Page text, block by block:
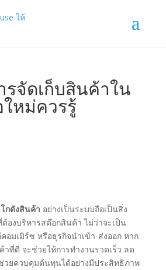
จัดเก็บสินค้าใน
หม่ควรรู้
โกดังสินค้า อย่างเป็นระบบถือเป็นสิ่ง
องบริหารสต๊อกสินค้า ไม่ว่าจะเป็น
อมเมิร์ซ หรือธุรกิจนำเข้า-ส่งออก หาก
าที่ดี จะช่วยให้การทำงานรวดเร็ว ลด
วยควบคุมต้นทุนได้อย่างมีประสิทธิภาพ